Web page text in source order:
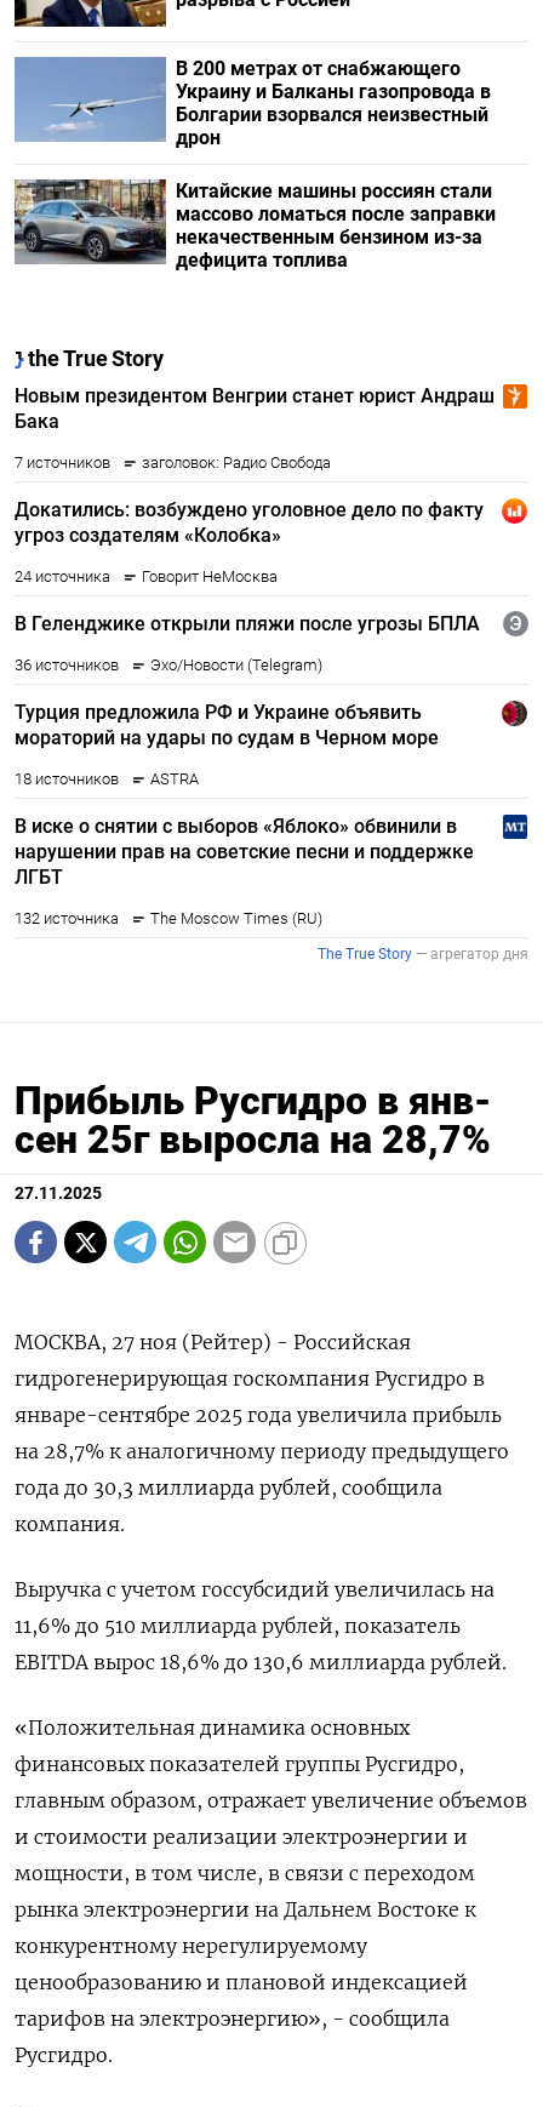
В 200 метрах от снабжающего
Украину и Балканы газопровода в
Болгарии взорвался неизвестный
дрон
Китайские машины россиян стали
массово ломаться после заправки
некачественным бензином из-за
дефицита топлива
Прибыль Русгидро в янв-
сен 25г выросла на 28,7%
27.11.2025
МОСКВА, 27 ноя (Рейтер) - Российская
гидрогенерирующая госкомпания Русгидро в
январе-сентябре 2025 года увеличила прибыль
на 28,7% к аналогичному периоду предыдущего
года до 30,3 миллиарда рублей, сообщила
компания.
Выручка с учетом госсубсидий увеличилась на
11,6% до 510 миллиарда рублей, показатель
EBITDA вырос 18,6% до 130,6 миллиарда рублей.
«Положительная динамика основных
финансовых показателей группы Русгидро,
главным образом, отражает увеличение объемов
и стоимости реализации электроэнергии и
мощности, в том числе, в связи с переходом
рынка электроэнергии на Дальнем Востоке к
конкурентному нерегулируемому
ценообразованию и плановой индексацией
тарифов на электроэнергию», - сообщила
Русгидро.